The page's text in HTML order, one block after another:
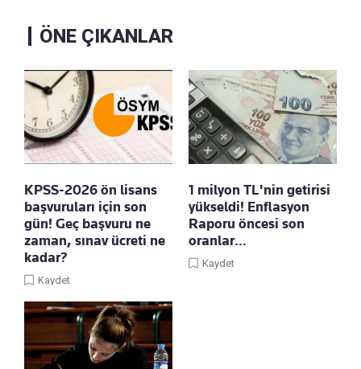
ÖNE ÇIKANLAR
KPSS-2026 ön lisans
başvuruları için son
gün! Geç başvuru ne
zaman, sınav ücreti ne
kadar?
Kaydet
1 milyon TL'nin getirisi
yükseldi! Enflasyon
Raporu öncesi son
oranlar…
Kaydet